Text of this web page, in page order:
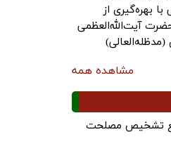
بهره‌گیری از
آیت‌الله‌العظمی
(مدظله‌العالی)
مشاهده همه
تشخیص مصلحت